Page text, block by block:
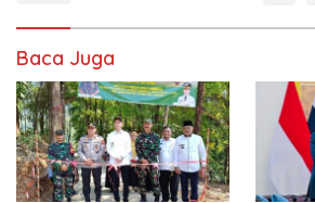
o
o
k
o
n
Baca Juga